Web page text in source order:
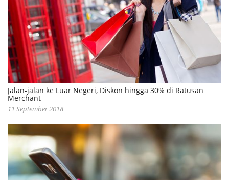
Jalan-jalan ke Luar Negeri, Diskon hingga 30% di Ratusan
Merchant
11 September 2018